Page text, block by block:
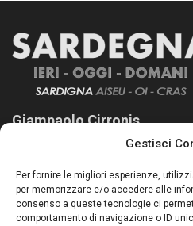
Gestisci
Per fornire le migliori esperienze,
per memorizzare e/o accedere alle
consenso a queste tecnologie ci
comportamento di navigazione o ID
Giampaolo Cirronis
Sardegna Ieri-Oggi-Domani nasce
lettori su quanto accade in
nostro passato e, soprattutto, al
Follow Us